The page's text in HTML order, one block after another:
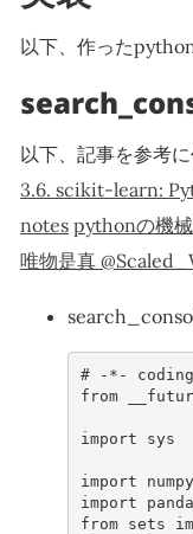
以下、作った
以下、記事を参考に
3.6. scikit-learn:
notes pythonの機
唯物是真
# -*-
from
import sys
import numpy
import
from
sets